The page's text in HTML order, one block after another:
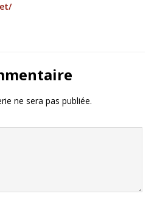
ne sera pas publiée.